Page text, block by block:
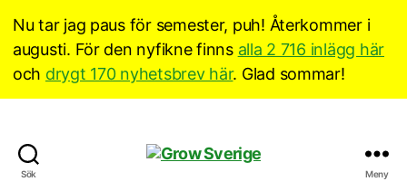
Nu tar jag paus för semester, puh! Återkommer i
augusti. För den nyfikne finns alla 2 716 inlägg här
och drygt 170 nyhetsbrev här. Glad sommar!
Sök Meny